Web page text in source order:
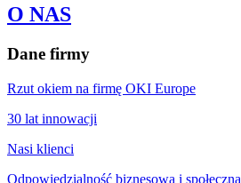
O NAS
Dane firmy
Rzut okiem na firmę OKI Europe
30 lat innowacji
Nasi klienci
Odpowiedzialność biznesowa i społeczna